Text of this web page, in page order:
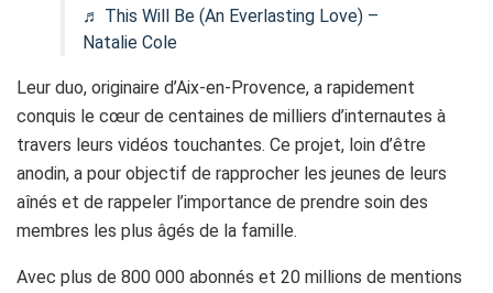
♬ This Will Be (An Everlasting Love) –
Natalie Cole
Leur duo, originaire d’Aix-en-Provence, a rapidement
conquis le cœur de centaines de milliers d’internautes à
travers leurs vidéos touchantes. Ce projet, loin d’être
anodin, a pour objectif de rapprocher les jeunes de leurs
aînés et de rappeler l’importance de prendre soin des
membres les plus âgés de la famille.
Avec plus de 800 000 abonnés et 20 millions de mentions